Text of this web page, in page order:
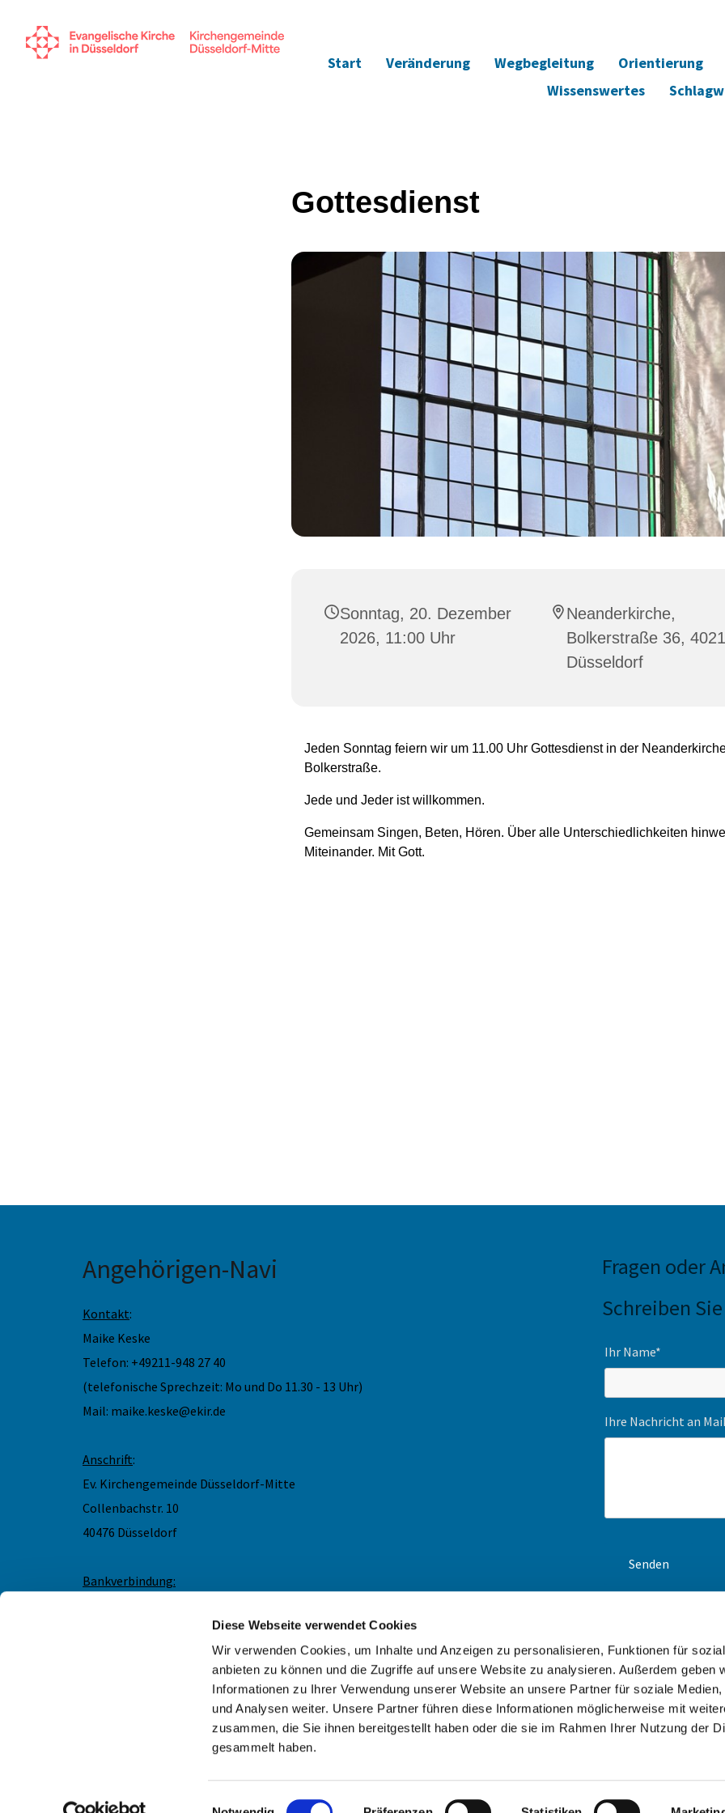
Diese Webseite verwendet Cookies
Wir verwenden Cookies, um Inhalte und Anzeigen zu personalisieren, Funktionen für
anbieten zu können und die Zugriffe auf unsere Website zu analysieren. Außerdem geben
Informationen zu Ihrer Verwendung unserer Website an unsere Partner für soziale Medien,
und Analysen weiter. Unsere Partner führen diese Informationen möglicherweise mit
zusammen, die Sie ihnen bereitgestellt haben oder die sie im Rahmen Ihrer Nutzung der
gesammelt haben.
Einwilligungsauswahl
Start Veränderung Wegbegleitung Orientierung
Wissenswertes
Gottesdienst
Sonntag, 20. Dezember
2026, 11:00 Uhr
Neanderkirche,
Bolkerstraße 36,
Düsseldorf
Jeden Sonntag feiern wir um 11.00 Uhr Gottesdienst in der
Bolkerstraße.
Jede und Jeder ist willkommen.
Gemeinsam Singen, Beten, Hören. Über alle Unterschiedlichkeiten
Miteinander. Mit Gott.
Angehörigen-Navi
Kontakt:
Maike Keske
Telefon: +49211-948 27 40
(telefonische Sprechzeit: Mo und Do 11.30 - 13 Uhr)
Mail: maike.keske@ekir.de
Anschrift:
Ev. Kirchengemeinde Düsseldorf-Mitte
Collenbachstr. 10
40476 Düsseldorf
Bankverbindung:
Wir freuen uns über eine Spende für das Angehörigen-Navi und unsere
Demenzarbeit. Bitte geben Sie den Verwendungszweck an. Wir erstellen Ihnen
gerne eine Spendenbescheinigung. Vielen Dank!
Fragen oder
Schreiben
Ihr Name*
Ihre Nachricht an